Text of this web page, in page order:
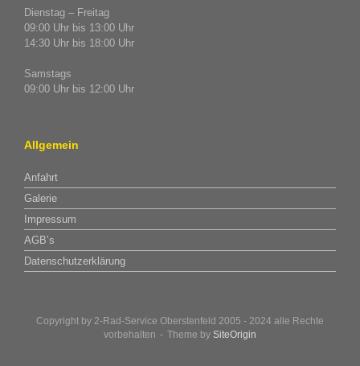
Dienstag – Freitag
09:00 Uhr bis 13:00 Uhr
14:30 Uhr bis 18:00 Uhr
Samstags
09:00 Uhr bis 12:00 Uhr
Allgemein
Anfahrt
Galerie
Impressum
AGB’s
Datenschutzerklärung
Copyright by 2-Rad-Service Oberstenfeld 2005 - 2024 alle Rechte
vorbehalten
Theme by SiteOrigin